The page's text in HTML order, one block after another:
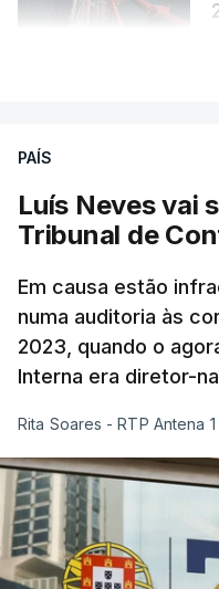
PAÍS
Luís Neves vai
Tribunal de
Em causa estão
numa auditoria às
2023, quando o
Interna era diretor-
Rita Soares - RTP Antena 1